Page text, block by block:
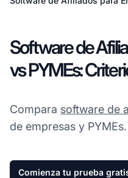
Software de
vs PYMEs:
Compara software de
de empresas y PYMEs.
Comienza tu prueba